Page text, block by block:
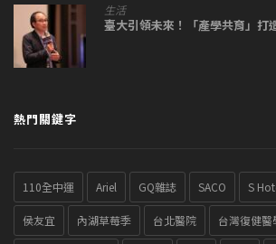
生活
臺大引領未來！「產學共育」打
熱門關鍵字
110全中運 Ariel GQ雜誌 SACO S
侯友宜 內湖草莓季 台北醫院 台灣復健醫